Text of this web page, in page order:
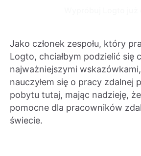
Jako członek zespołu, który
Logto, chciałbym podzielić się
najważniejszymi
nauczyłem się o pracy zdalnej
pobytu tutaj, mając nadzieję,
pomocne dla pracowników
świecie.